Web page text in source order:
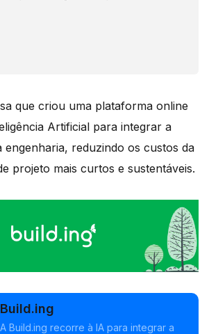
que criou uma plataforma online
Artificial para integrar a
engenharia, reduzindo os custos da
projeto mais curtos e sustentáveis.
Build.ing
A Build.ing recorre à IA para integrar a